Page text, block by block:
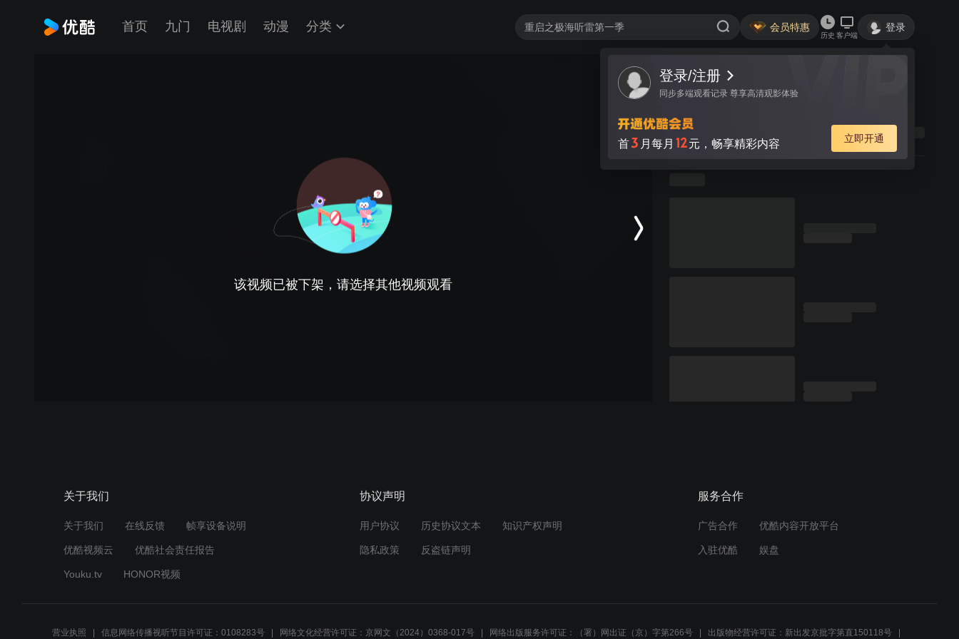
首页 九门 电视剧 动漫 分类 会员特惠
历史 客户端
登录
登录/注册
同步多端观看记录 尊享高清观影体验
首3 月每月 12元，畅享精彩内容 立即开通
该视频已被下架，请选择其他视频观看
关于我们
关于我们 在线反馈 帧享设备说明
优酷视频云 优酷社会责任报告
Youku.tv HONOR视频
协议声明
用户协议 历史协议文本 知识产权声明
隐私政策 反盗链声明
服务合作
广告合作 优酷内容开放平台
入驻优酷 娱盘
营业执照 信息网络传播视听节目许可证：0108283号 网络文化经营许可证：京网文（2024）0368-017号 网络出版服务许可证：（署）网出证（京）字第266号 出版物经营许可证：新出发京批字第直150118号